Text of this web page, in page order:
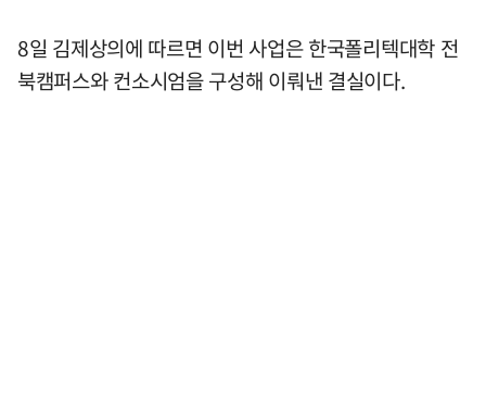
8일 김제상의에 따르면 이번 사업은 한국폴리텍대학 전
북캠퍼스와 컨소시엄을 구성해 이뤄낸 결실이다.